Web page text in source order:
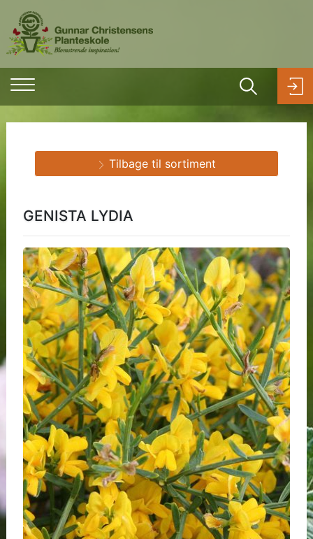
GENISTA LYDIA
Tilbage til sortiment